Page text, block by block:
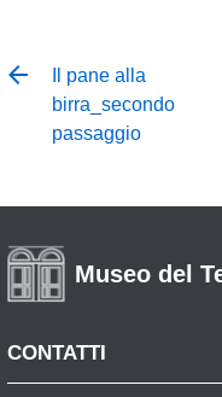
Il pane alla
birra_secondo
passaggio
Museo del
CONTATTI